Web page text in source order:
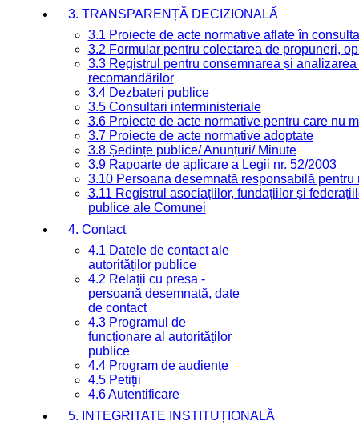
3. TRANSPARENȚĂ DECIZIONALĂ
3.1 Proiecte de acte normative aflate în
3.2 Formular pentru colectarea de propuneri,
3.3 Registrul pentru consemnarea și
recomandărilor
3.4 Dezbateri publice
3.5 Consultari interministeriale
3.6 Proiecte de acte normative pentru care nu
3.7 Proiecte de acte normative adoptate
3.8 Ședințe publice/ Anunțuri/ Minute
3.9 Rapoarte de aplicare a Legii nr. 52/2003
3.10 Persoana desemnată responsabilă
3.11 Registrul asociațiilor, fundațiilor și
publice ale Comunei
4. Contact
4.1 Datele de contact ale
autorităților publice
4.2 Relații cu presa -
persoană desemnată, date
de contact
4.3 Programul de
funcționare al autorităților
publice
4.4 Program de audiențe
4.5 Petiții
4.6 Autentificare
5. INTEGRITATE INSTITUȚIONALĂ